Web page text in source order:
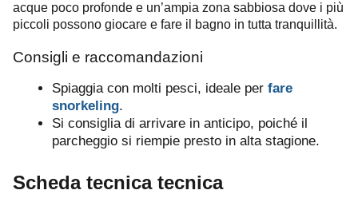
acque poco profonde e un’ampia zona sabbiosa dove i più
piccoli possono giocare e fare il bagno in tutta tranquillità.
Consigli e raccomandazioni
Spiaggia con molti pesci, ideale per fare
snorkeling.
Si consiglia di arrivare in anticipo, poiché il
parcheggio si riempie presto in alta stagione.
Scheda tecnica tecnica